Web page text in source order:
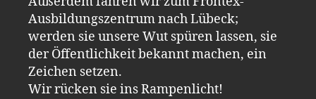
Ausbildungszentrum nach Lübeck;
werden sie unsere Wut spüren lassen, sie
der Öffentlichkeit bekannt machen, ein
Zeichen setzen.
Wir rücken sie ins Rampenlicht!